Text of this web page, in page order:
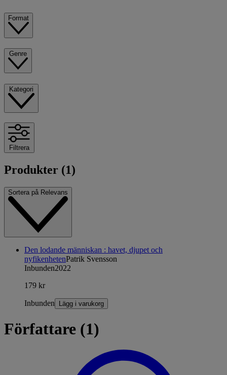
Format
Filtrera
Produkter (1)
Sortera på Relevans
Den lodande människan : havet, djupet och
nyfikenhetenPatrik Svensson
Inbunden2022
179 kr
Inbunden Lägg i varukorg
Författare (1)